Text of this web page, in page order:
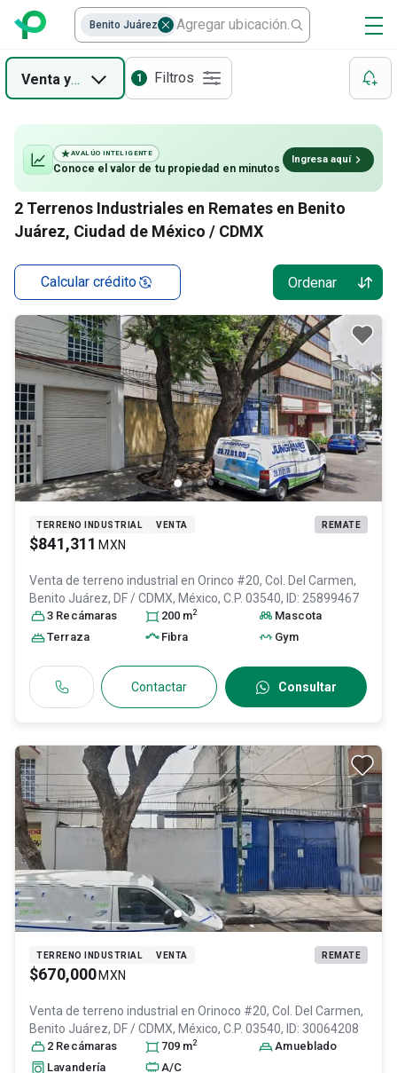
Venta yRemate 1 Filtros
2 Terrenos Industriales en Remates en Benito
Juárez, Ciudad de México / CDMX
Calcular crédito Ordenar
AVALÚO INTELIGENTE
Conoce el valor de tu propiedad en minutos
Ingresa aquí
TERRENO INDUSTRIAL VENTA REMATE
$841,311 MXN
Venta de terreno industrial en Orinco #20, Col. Del Carmen,
Benito Juárez, DF / CDMX, México, C.P. 03540, ID: 25899467
3 Recámaras 200 m2
Mascota
Terraza
Fibra Gym
Contactar Consultar
TERRENO INDUSTRIAL VENTA REMATE
$670,000 MXN
Venta de terreno industrial en Orinoco #20, Col. Del Carmen,
Benito Juárez, DF / CDMX, México, C.P. 03540, ID: 30064208
2 Recámaras 709 m2
Amueblado
Lavandería
A/C
Benito Juárez